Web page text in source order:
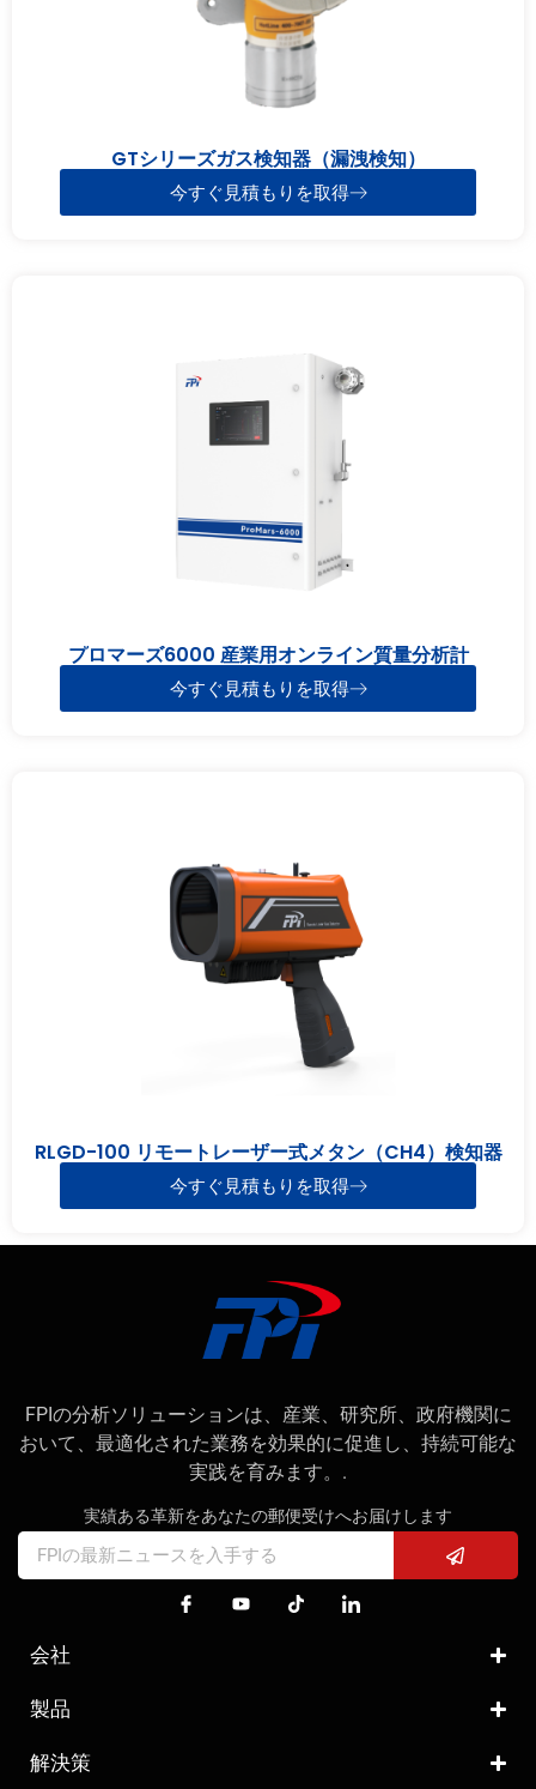
GTシリーズガス検知器（漏洩検知）
今すぐ見積もりを取得
プロマーズ6000 産業用オンライン質量分析計
今すぐ見積もりを取得
RLGD-100 リモートレーザー式メタン（CH4）検知器
今すぐ見積もりを取得
FPIの分析ソリューションは、産業、研究所、政府機関に
おいて、最適化された業務を効果的に促進し、持続可能な
実践を育みます。.
実績ある革新をあなたの郵便受けへお届けします
会社
製品
解決策